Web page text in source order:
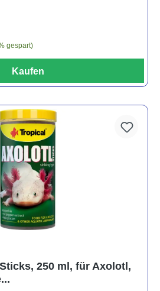
gespart)
Kaufen
250 ml, für Axolotl,